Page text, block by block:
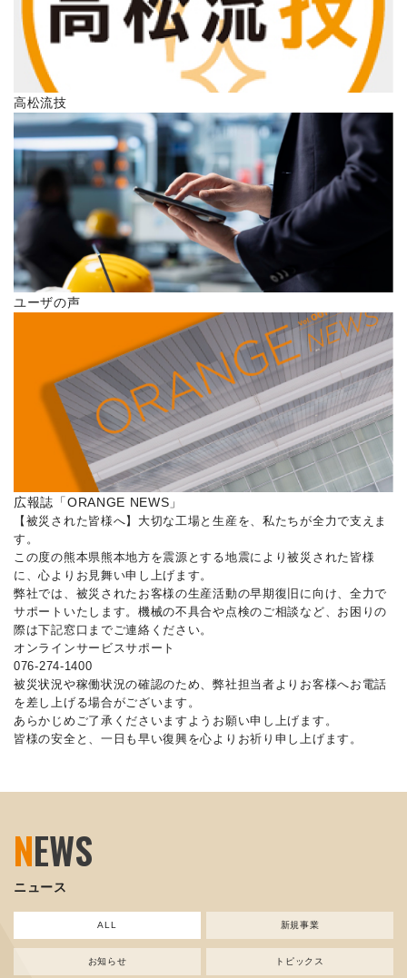
高松流技
ユーザの声
広報誌「ORANGE NEWS」
【被災された皆様へ】大切な工場と生産を、私たちが全力で支えま
す。
この度の熊本県熊本地方を震源とする地震により被災された皆様
に、心よりお見舞い申し上げます。
弊社では、被災されたお客様の生産活動の早期復旧に向け、全力で
サポートいたします。機械の不具合や点検のご相談など、お困りの
際は下記窓口までご連絡ください。
オンラインサービスサポート
076-274-1400
被災状況や稼働状況の確認のため、弊社担当者よりお客様へお電話
を差し上げる場合がございます。
あらかじめご了承くださいますようお願い申し上げます。
皆様の安全と、一日も早い復興を心よりお祈り申し上げます。
NEWS
ニュース
ALL 新規事業
お知らせ トピックス